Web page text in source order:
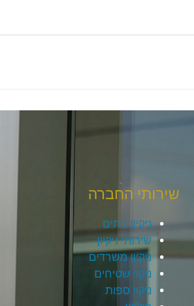
שירותי החברה
ניקיון בתים
שירותי ניקיון
ניקיון משרדים
ניקוי שטיחים
ניקוי ספות